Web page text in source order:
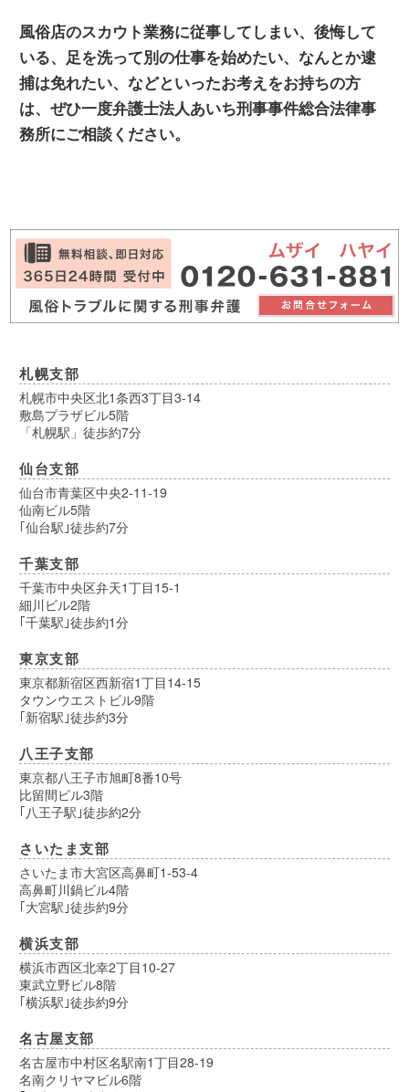
風俗店のスカウト業務に従事してしまい、後悔して
いる、足を洗って別の仕事を始めたい、なんとか逮
捕は免れたい、などといったお考えをお持ちの方
は、ぜひ一度弁護士法人あいち刑事事件総合法律事
務所にご相談ください。
札幌支部
札幌市中央区北1条西3丁目3-14
敷島プラザビル5階
「札幌駅」徒歩約7分
仙台支部
仙台市青葉区中央2-11-19
仙南ビル5階
｢仙台駅｣徒歩約7分
千葉支部
千葉市中央区弁天1丁目15-1
細川ビル2階
｢千葉駅｣徒歩約1分
東京支部
東京都新宿区西新宿1丁目14-15
タウンウエストビル9階
｢新宿駅｣徒歩約3分
八王子支部
東京都八王子市旭町8番10号
比留間ビル3階
｢八王子駅｣徒歩約2分
さいたま支部
さいたま市大宮区高鼻町1-53-4
高鼻町川鍋ビル4階
｢大宮駅｣徒歩約9分
横浜支部
横浜市西区北幸2丁目10-27
東武立野ビル8階
｢横浜駅｣徒歩約9分
名古屋支部
名古屋市中村区名駅南1丁目28-19
名南クリヤマビル6階